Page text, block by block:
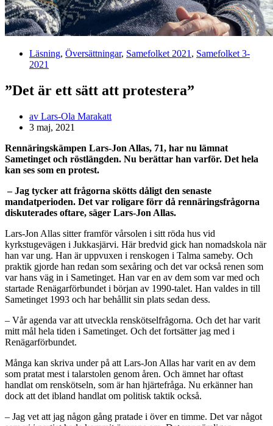
Läsning, Översättningar, Samefolket 2021 , Samefolket 3-
2021
”Det är ett sätt att protestera”
av Lars-Ola Marakatt
3 maj, 2021
Rennäringskämpen Lars-Jon Allas, 71, har nu lämnat
Sametinget och röstlängden. Nu berättar han varför. Det hela
kan ses som en protest.
– Jag tycker att frågorna skötts dåligt den senaste
mandatperioden. Det var roligare förr då rennäringsfrågorna
diskuterades oftare, säger Lars-Jon Allas.
Lars-Jon Allas sitter framför vårsolen i sitt röda hus vid
kyrkstugevägen i Jukkasjärvi. Här bredvid gick han nomadskola när
han var ung. Han är uppvuxen i renskogen i Talma sameby. Och
praktik gjorde han redan som sexåring och det var också renen som
var hans väg in i Sametinget. Han var en av dem som var med och
startade Renägarförbundet i början av 1990-talet. Han valdes in till
Sametinget 1993 och har behållit sin plats sedan dess.
– Vår agenda var att utveckla renskötselfrågorna. Och det har varit
mitt mål hela tiden i Sametinget. Och det fortsätter jag med i
Renägarförbundet.
Många kan skriva under på att Lars-Jon Allas har varit en av dem
som pratat mest i talarstolen genom åren. Och ämnet har oftast
handlat om renskötseln, som är han hjärtefråga. Nu erkänner han
dock att det ibland handlat om politisk taktik också.
– Jag vet att jag någon gång pratade i över en timme. Det var något